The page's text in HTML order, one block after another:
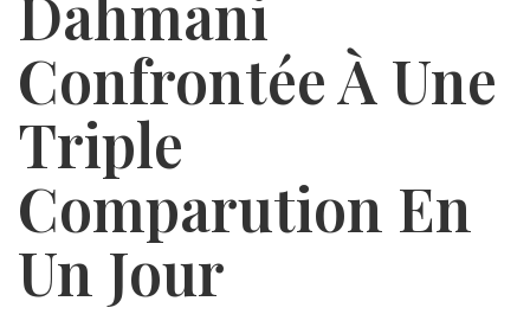
Dahmani
Confrontée À Une
Triple
Comparution En
Un Jour